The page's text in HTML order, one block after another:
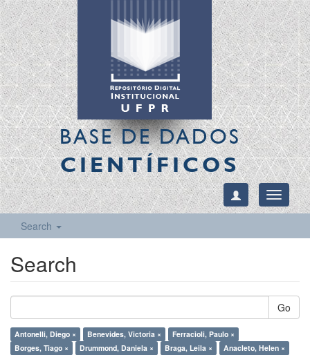
BASE DE DADOS
CIENTÍFICOS
Toggle
Search
Search
Go
Antonelli, Diego × Benevides, Victoria ×
Ferracioli, Paulo ×
Borges, Tiago ×
Drummond, Daniela × Braga, Leila × Anacleto, Helen ×